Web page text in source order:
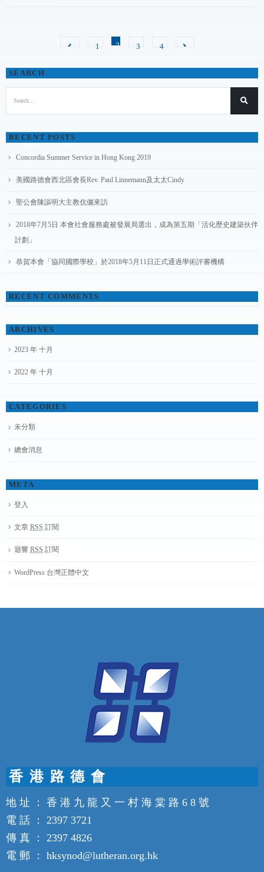
1 2 3 4
SEARCH
RECENT POSTS
Concordia Summer Service in Hong Kong 2019
美國路德會西北區會長Rev. Paul Linnemann及太太Cindy
聖公會陳謳明大主教伉儷來訪
2018年7月5日 本會社會服務處被發展局選出，成為第五期「活化歷史建築伙伴
計劃」
恭賀本會「協同國際學校」於2018年5月11日正式通過學術評審機構
RECENT COMMENTS
ARCHIVES
2023 年 十月
2022 年 十月
CATEGORIES
未分類
總會消息
META
登入
文章 RSS 訂閱
迴響 RSS 訂閱
WordPress 台灣正體中文
香 港 路 德 會
地 址 ： 香 港 九 龍 又 一 村 海 棠 路 6 8 號
電 話 ： 2397 3721
傳 真 ： 2397 4826
電 郵 ： hksynod@lutheran.org.hk